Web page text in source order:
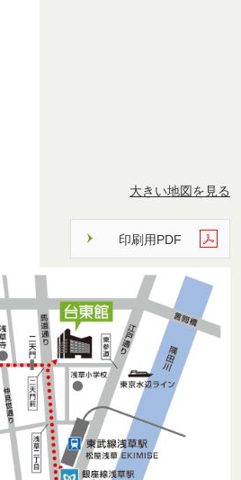
大きい地図を見る
印刷用PDF